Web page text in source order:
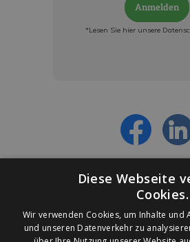
Anmelden
*Lesen Sie hier unsere
Diese Webseite
Cookies.
Wir verwenden Cookies, um Inhalte und
und unseren Datenverkehr zu